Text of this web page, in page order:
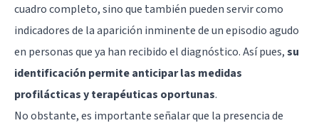
cuadro completo, sino que también pueden servir como
indicadores de la aparición inminente de un episodio agudo
en personas que ya han recibido el diagnóstico. Así pues,su
identificación permite anticipar las medidas
profilácticas y terapéuticas oportunas.
No obstante, es importante señalar que la presencia de